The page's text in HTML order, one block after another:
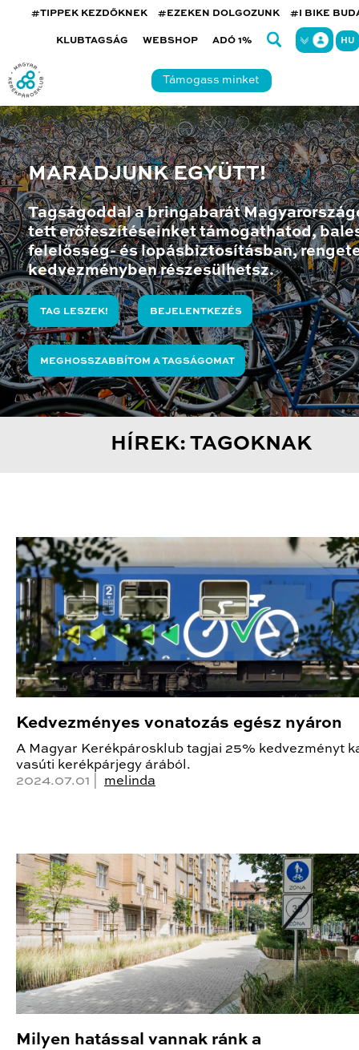
#TIPPEK KEZDŐKNEK #EZEKEN DOLGOZUNK #I BIKE
KLUBTAGSÁG WEBSHOP ADÓ 1% HU
Támogass minket
MARADJUNK EGYÜTT!
Tagságoddal a bringabarát
tett erőfeszítéseinket támogathatod,
felelősség- és lopásbiztosításban,
kedvezményben részesülhetsz.
TAG LESZEK! BEJELENTKEZÉS
MEGHOSSZABBÍTOM A TAGSÁGOMAT
HÍREK: TAGOKNAK
Kedvezményes vonatozás egész nyáron
A Magyar Kerékpárosklub tagjai 25% kedvezményt
vasúti kerékpárjegy árából.
2024.07.01 | melinda
Milyen hatással vannak ránk a